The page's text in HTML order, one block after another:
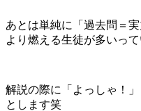
あとは単純に「過去問＝
より燃える生徒が多いっ
解説の際に「よっしゃ！
とします笑